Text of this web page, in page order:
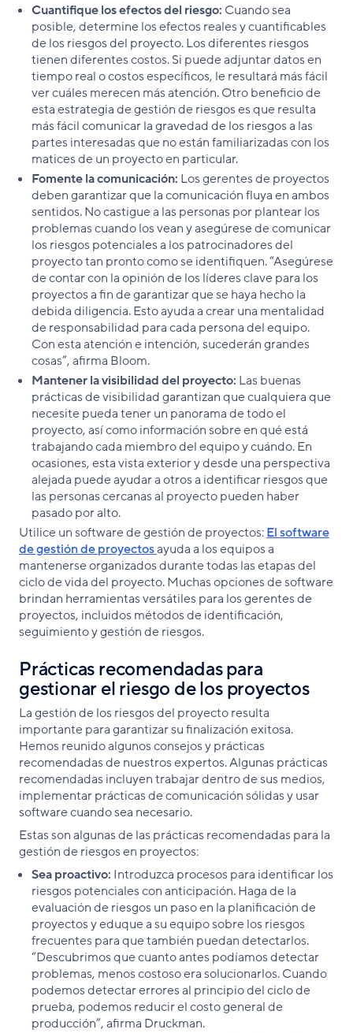
Cuantifique los efectos del riesgo: Cuando sea
posible, determine los efectos reales y cuantificables
de los riesgos del proyecto. Los diferentes riesgos
tienen diferentes costos. Si puede adjuntar datos en
tiempo real o costos específicos, le resultará más fácil
ver cuáles merecen más atención. Otro beneficio de
esta estrategia de gestión de riesgos es que resulta
más fácil comunicar la gravedad de los riesgos a las
partes interesadas que no están familiarizadas con los
matices de un proyecto en particular.
Fomente la comunicación: Los gerentes de proyectos
deben garantizar que la comunicación fluya en ambos
sentidos. No castigue a las personas por plantear los
problemas cuando los vean y asegúrese de comunicar
los riesgos potenciales a los patrocinadores del
proyecto tan pronto como se identifiquen. “Asegúrese
de contar con la opinión de los líderes clave para los
proyectos a fin de garantizar que se haya hecho la
debida diligencia. Esto ayuda a crear una mentalidad
de responsabilidad para cada persona del equipo.
Con esta atención e intención, sucederán grandes
cosas”, afirma Bloom.
Mantener la visibilidad del proyecto: Las buenas
prácticas de visibilidad garantizan que cualquiera que
necesite pueda tener un panorama de todo el
proyecto, así como información sobre en qué está
trabajando cada miembro del equipo y cuándo. En
ocasiones, esta vista exterior y desde una perspectiva
alejada puede ayudar a otros a identificar riesgos que
las personas cercanas al proyecto pueden haber
pasado por alto.
Utilice un software de gestión de proyectos:El software
de gestión de proyectosayuda a los equipos a
mantenerse organizados durante todas las etapas del
ciclo de vida del proyecto. Muchas opciones de software
brindan herramientas versátiles para los gerentes de
proyectos, incluidos métodos de identificación,
seguimiento y gestión de riesgos.
Prácticas recomendadas para
gestionar el riesgo de los proyectos
La gestión de los riesgos del proyecto resulta
importante para garantizar su finalización exitosa.
Hemos reunido algunos consejos y prácticas
recomendadas de nuestros expertos. Algunas prácticas
recomendadas incluyen trabajar dentro de sus medios,
implementar prácticas de comunicación sólidas y usar
software cuando sea necesario.
Estas son algunas de las prácticas recomendadas para la
gestión de riesgos en proyectos:
Sea proactivo: Introduzca procesos para identificar los
riesgos potenciales con anticipación. Haga de la
evaluación de riesgos un paso en la planificación de
proyectos y eduque a su equipo sobre los riesgos
frecuentes para que también puedan detectarlos.
“Descubrimos que cuanto antes podíamos detectar
problemas, menos costoso era solucionarlos. Cuando
podemos detectar errores al principio del ciclo de
prueba, podemos reducir el costo general de
producción”, afirma Druckman.